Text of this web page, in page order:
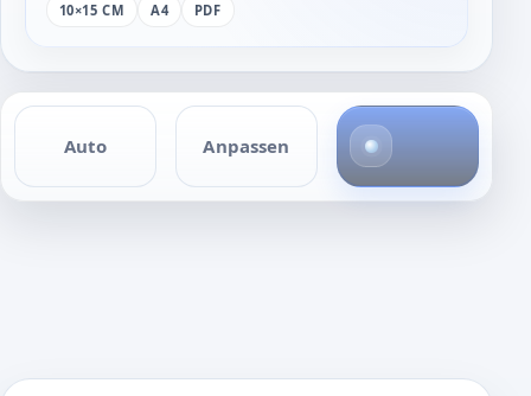
10×15 CM A4 PDF
Auto Anpassen